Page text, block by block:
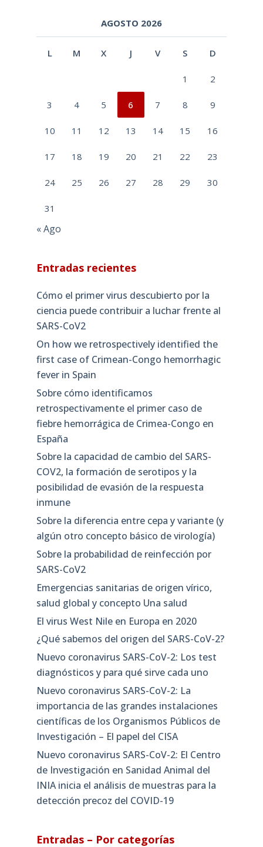
AGOSTO 2026
L M X J V S D
1 2
3 4 5 6 7 8 9
10 11 12 13 14 15 16
17 18 19 20 21 22 23
24 25 26 27 28 29 30
31
« Ago
Entradas recientes
Cómo el primer virus descubierto por la
ciencia puede contribuir a luchar frente al
SARS-CoV2
On how we retrospectively identified the
first case of Crimean-Congo hemorrhagic
fever in Spain
Sobre cómo identificamos
retrospectivamente el primer caso de
fiebre hemorrágica de Crimea-Congo en
España
Sobre la capacidad de cambio del SARS-
COV2, la formación de serotipos y la
posibilidad de evasión de la respuesta
inmune
Sobre la diferencia entre cepa y variante (y
algún otro concepto básico de virología)
Sobre la probabilidad de reinfección por
SARS-CoV2
Emergencias sanitarias de origen vírico,
salud global y concepto Una salud
El virus West Nile en Europa en 2020
¿Qué sabemos del origen del SARS-CoV-2?
Nuevo coronavirus SARS-CoV-2: Los test
diagnósticos y para qué sirve cada uno
Nuevo coronavirus SARS-CoV-2: La
importancia de las grandes instalaciones
científicas de los Organismos Públicos de
Investigación – El papel del CISA
Nuevo coronavirus SARS-CoV-2: El Centro
de Investigación en Sanidad Animal del
INIA inicia el análisis de muestras para la
detección precoz del COVID-19
Entradas – Por categorías